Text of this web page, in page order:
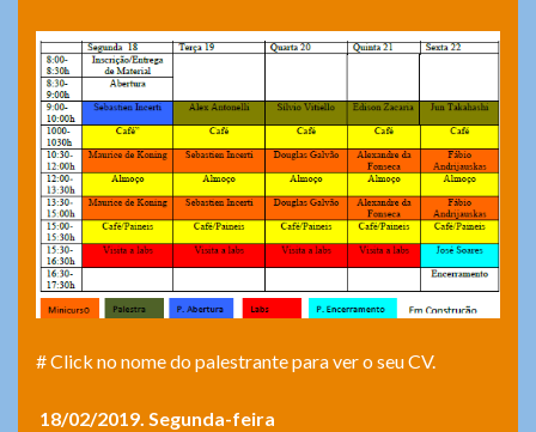
# Click no nome do palestrante para ver o seu CV.
18/02/2019. Segunda-feira